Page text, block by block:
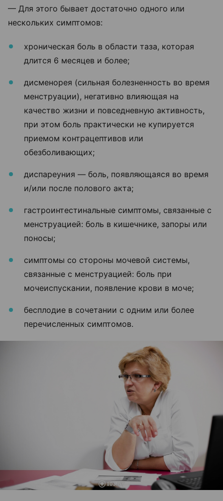
— Для этого бывает достаточно одного или
нескольких симптомов:
хроническая боль в области таза, которая
длится 6 месяцев и более;
дисменорея (сильная болезненность во время
менструации), негативно влияющая на
качество жизни и повседневную активность,
при этом боль практически не купируется
приемом контрацептивов или
обезболивающих;
диспареуния — боль, появляющаяся во время
и/или после полового акта;
гастроинтестинальные симптомы, связанные с
менструацией: боль в кишечнике, запоры или
поносы;
симптомы со стороны мочевой системы,
связанные с менструацией: боль при
мочеиспускании, появление крови в моче;
бесплодие в сочетании с одним или более
перечисленных симптомов.